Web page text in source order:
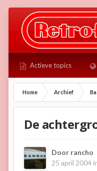
Actieve topics
Home Archief
De
Door rancho
25 april 2004